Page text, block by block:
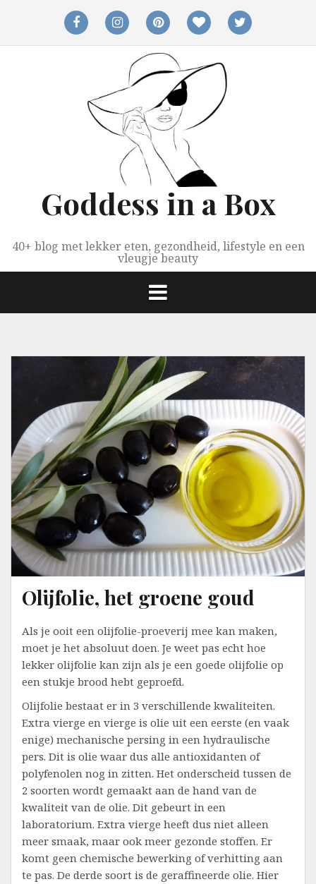
facebookinstagrampinterestbloglovintwitter
Goddess in a Box
40+ blog met lekker eten, gezondheid, lifestyle en een
vleugje beauty
Olijfolie, het groene goud
Als je ooit een olijfolie-proeverij mee kan maken,
moet je het absoluut doen. Je weet pas echt hoe
lekker olijfolie kan zijn als je een goede olijfolie op
een stukje brood hebt geproefd.
Olijfolie bestaat er in 3 verschillende kwaliteiten.
Extra vierge en vierge is olie uit een eerste (en vaak
enige) mechanische persing in een hydraulische
pers. Dit is olie waar dus alle antioxidanten of
polyfenolen nog in zitten. Het onderscheid tussen de
2 soorten wordt gemaakt aan de hand van de
kwaliteit van de olie. Dit gebeurt in een
laboratorium. Extra vierge heeft dus niet alleen
meer smaak, maar ook meer gezonde stoffen. Er
komt geen chemische bewerking of verhitting aan
te pas. De derde soort is de geraffineerde olie. Hier